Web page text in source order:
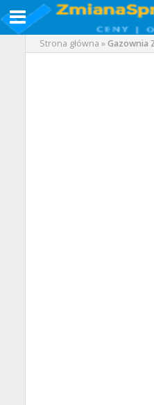
Strona główna »Gazownia